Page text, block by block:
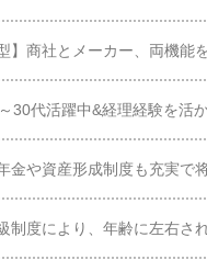
】商社とメーカー、両機能
30代活躍中&経理経験を活
金や資産形成制度も充実で
制度により、年齢に左右さ